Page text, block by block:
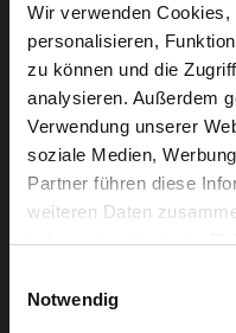
Wir verwenden
personalisieren,
zu können und die
analysieren. Außerdem
Verwendung unserer
soziale Medien,
Partner führen diese
weiteren Daten
haben oder die sie im
Notwendig
erste musikalische
Weg an die Universität
der Bildenden Künste
Musikwissenschaften
Seine poetische
Nicht anders als bei
Inspiration.